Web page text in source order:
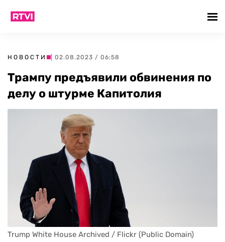
НОВОСТИ | 02.08.2023 / 06:58
Трампу предъявили обвинения по
делу о штурме Капитолия
Trump White House Archived / Flickr (Public Domain)